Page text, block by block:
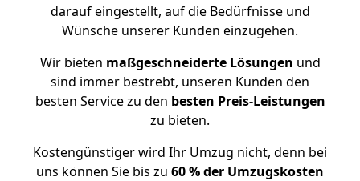
darauf eingestellt, auf die Bedürfnisse und
Wünsche unserer Kunden einzugehen.
Wir bieten maßgeschneiderte Lösungen und
sind immer bestrebt, unseren Kunden den
besten Service zu den besten Preis-Leistungen
zu bieten.
Kostengünstiger wird Ihr Umzug nicht, denn bei
uns können Sie bis zu 60 % der Umzugskosten